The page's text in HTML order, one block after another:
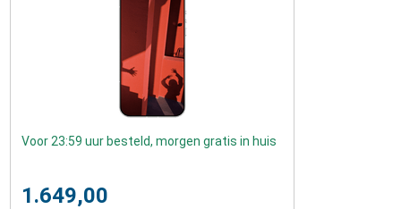
Voor 23:59 uur besteld, morgen gratis in huis
1.649,00